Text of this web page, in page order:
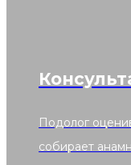
Подолог
собирает